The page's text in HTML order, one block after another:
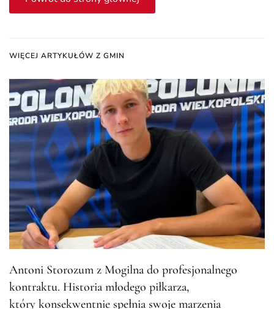
WIĘCEJ ARTYKUŁÓW Z GMIN
Antoni Storozum z Mogilna do profesjonalnego
kontraktu. Historia młodego piłkarza,
który konsekwentnie spełnia swoje marzenia